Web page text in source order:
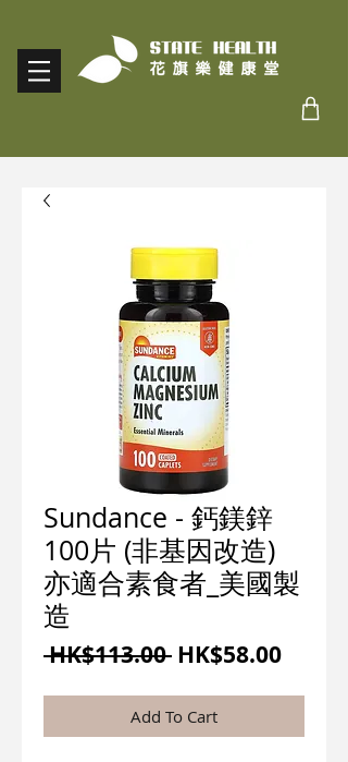
Sundance - 鈣鎂鋅
100片 (非基因改造)
亦適合素食者_美國製
造
HK$113.00 一
價
格
HK$58.00促
格
Add To Cart